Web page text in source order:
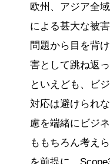
欧州、アジア全
による甚大な被
問題から目を背
害として跳ね返
といえども、ビ
対応は避けられ
慮を端緒にビジ
ももちろん考え